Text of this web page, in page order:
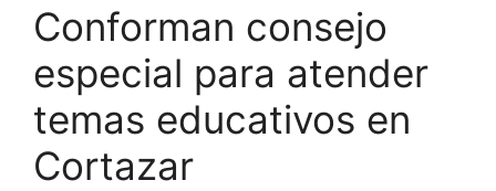
Conforman consejo
especial para atender
temas educativos en
Cortazar